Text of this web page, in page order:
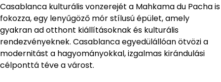
Casablanca kulturális vonzerejét a Mahkama du Pacha is
fokozza, egy lenyűgöző mór stílusú épület, amely
gyakran ad otthont kiállításoknak és kulturális
rendezvényeknek. Casablanca egyedülállóan ötvözi a
modernitást a hagyományokkal, izgalmas kirándulási
célponttá téve a várost.